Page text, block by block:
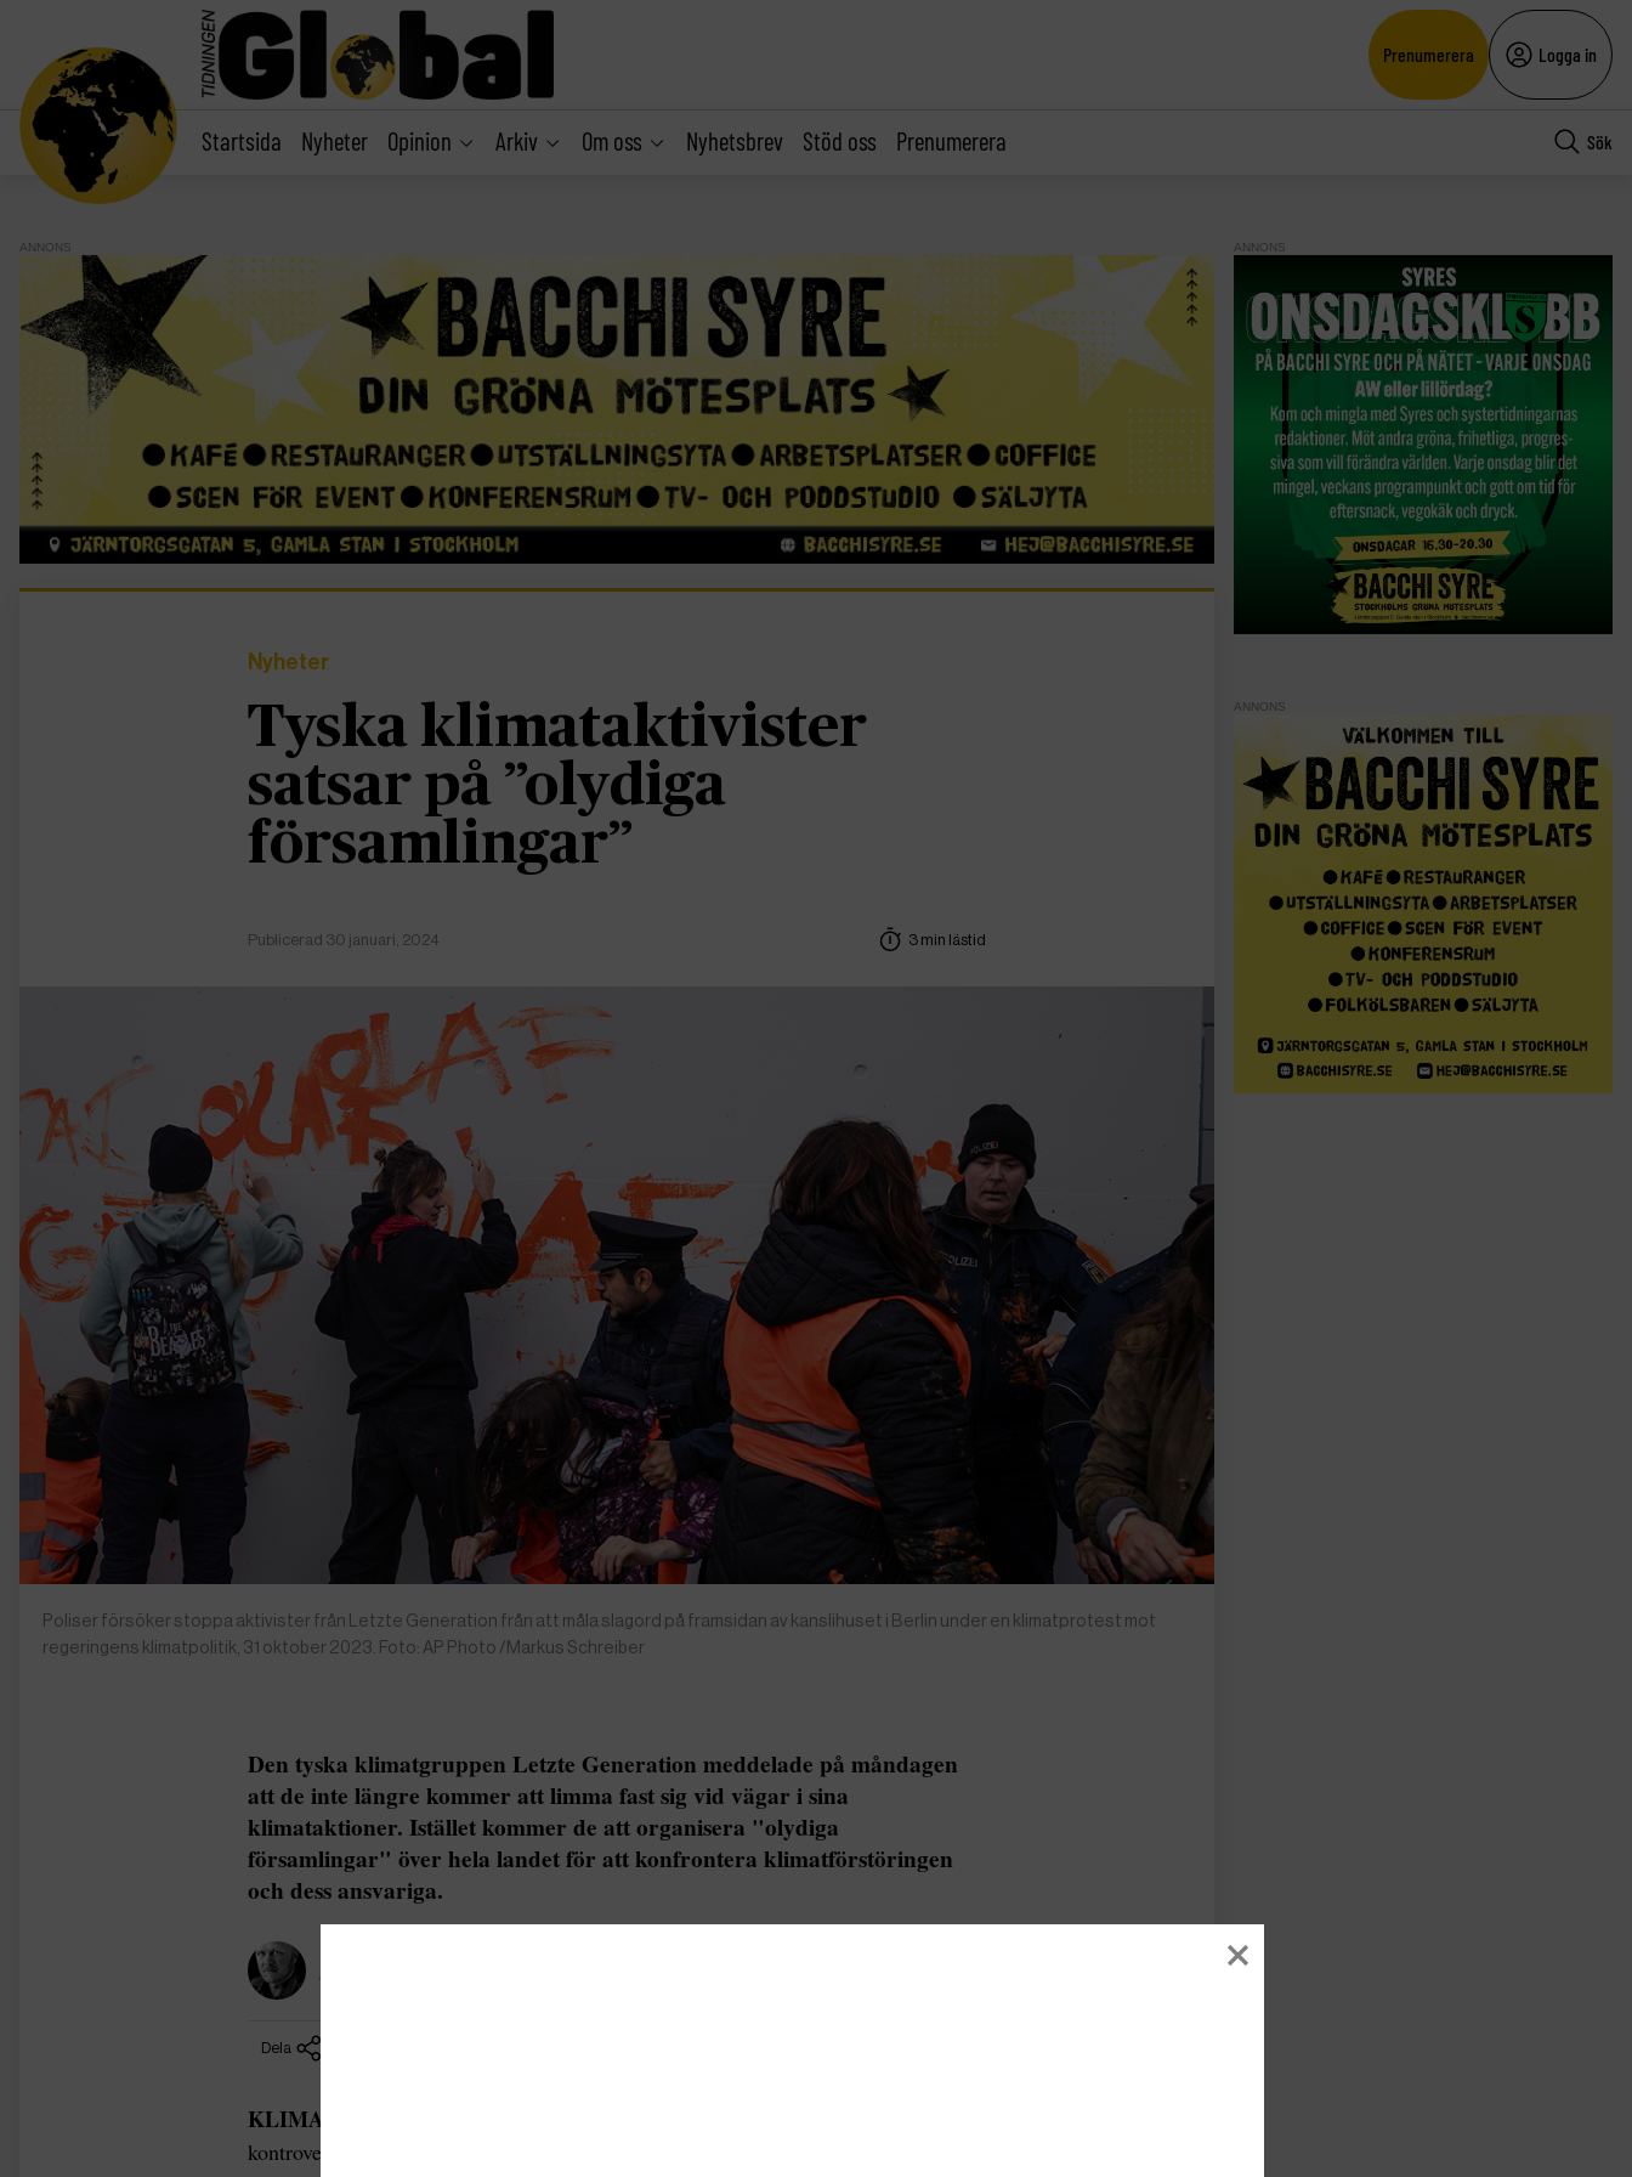
Prenumerera Logga in
Startsida Nyheter Opinion Arkiv Om oss Nyhetsbrev Stöd oss Prenumerera Sök
ANNONS
Nyheter
Tyska klimataktivister
satsar på ”olydiga
församlingar”
Publicerad 30 januari, 2024 3 min lästid
Poliser försöker stoppa aktivister från Letzte Generation från att måla slagord på framsidan av kanslihuset i Berlin under en klimatprotest mot
regeringens klimatpolitik, 31 oktober 2023. Foto: AP Photo /Markus Schreiber
Den tyska klimatgruppen Letzte Generation meddelade på måndagen
att de inte längre kommer att limma fast sig vid vägar i sina
klimataktioner. Istället kommer de att organisera "olydiga
församlingar" över hela landet för att konfrontera klimatförstöringen
och dess ansvariga.
Dela
KLIMAT |
kontroversiella taktik att limma fast sig vid vägar, meddelade gruppen i ett
ANNONS
ANNONS